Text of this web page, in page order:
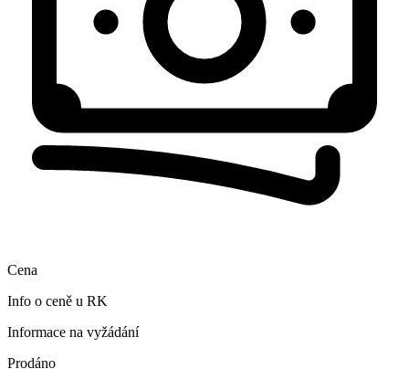
Cena
Info o ceně u RK
Informace na vyžádání
Prodáno